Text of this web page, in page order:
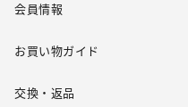
会員情報
お買い物ガイド
交換・返品